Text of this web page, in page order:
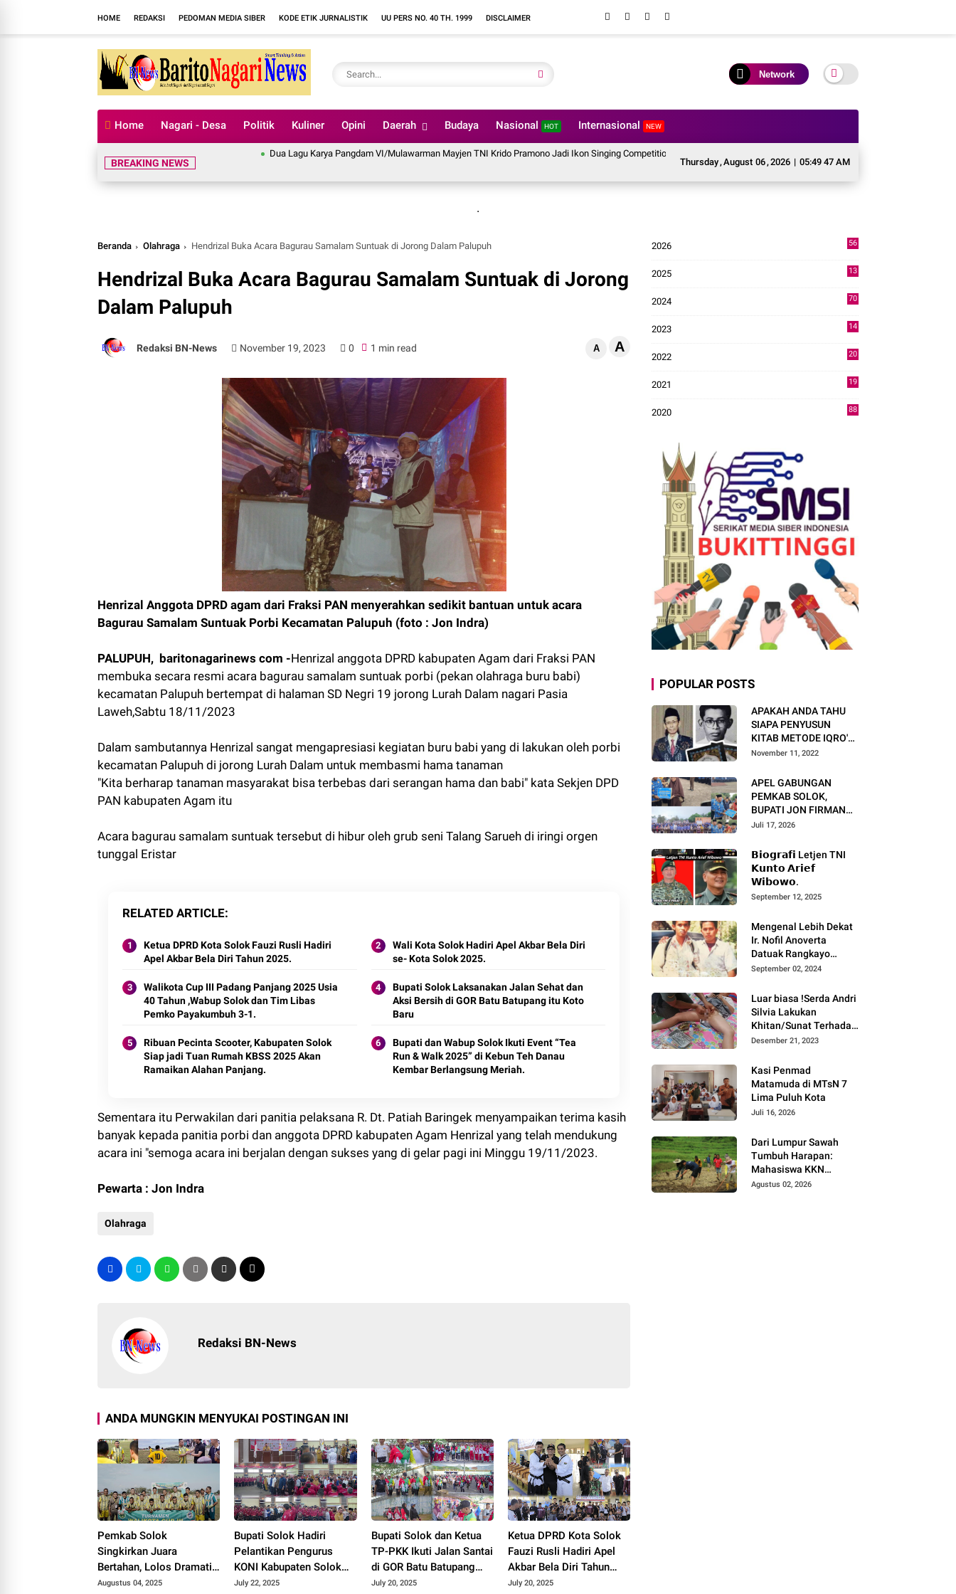
HOME REDAKSI PEDOMAN MEDIA SIBER KODE ETIK JURNALISTIK UU PERS NO. 40 TH. 1999 DISCLAIMER
Network
Home Nagari - Desa Politik Kuliner Opini Daerah Budaya Nasional HOT Internasional NEW
Thursday,August 06,2026 | 05:49 48 AM
BREAKING NEWS
Dua Lagu Karya Pangdam VI/Mulawarman Mayjen TNI Krido Pramono Jadi Ikon Singing Competition HUT ke 81 RI
.
Beranda Olahraga Hendrizal Buka Acara Bagurau Samalam Suntuak di Jorong Dalam Palupuh
Hendrizal Buka Acara Bagurau Samalam Suntuak di Jorong
Dalam Palupuh
Redaksi BN-News November 19, 2023 0 1 min read A A
Henrizal Anggota DPRD agam dari Fraksi PAN menyerahkan sedikit bantuan untuk acara
Bagurau Samalam Suntuak Porbi Kecamatan Palupuh (foto : Jon Indra)
PALUPUH, baritonagarinews com -Henrizal anggota DPRD kabupaten Agam dari Fraksi PAN
membuka secara resmi acara bagurau samalam suntuak porbi (pekan olahraga buru babi)
kecamatan Palupuh bertempat di halaman SD Negri 19 jorong Lurah Dalam nagari Pasia
Laweh,Sabtu 18/11/2023
Dalam sambutannya Henrizal sangat mengapresiasi kegiatan buru babi yang di lakukan oleh porbi
kecamatan Palupuh di jorong Lurah Dalam untuk membasmi hama tanaman
"Kita berharap tanaman masyarakat bisa terbebas dari serangan hama dan babi" kata Sekjen DPD
PAN kabupaten Agam itu
Acara bagurau samalam suntuak tersebut di hibur oleh grub seni Talang Sarueh di iringi orgen
tunggal Eristar
RELATED ARTICLE
Ketua DPRD Kota Solok Fauzi Rusli Hadiri
Apel Akbar Bela Diri Tahun 2025.
Wali Kota Solok Hadiri Apel Akbar Bela Diri
se- Kota Solok 2025.
Walikota Cup III Padang Panjang 2025 Usia
40 Tahun ,Wabup Solok dan Tim Libas
Pemko Payakumbuh 3-1.
Bupati Solok Laksanakan Jalan Sehat dan
Aksi Bersih di GOR Batu Batupang itu Koto
Baru
Ribuan Pecinta Scooter, Kabupaten Solok
Siap jadi Tuan Rumah KBSS 2025 Akan
Ramaikan Alahan Panjang.
Bupati dan Wabup Solok Ikuti Event “Tea
Run & Walk 2025” di Kebun Teh Danau
Kembar Berlangsung Meriah.
Sementara itu Perwakilan dari panitia pelaksana R. Dt. Patiah Baringek menyampaikan terima kasih
banyak kepada panitia porbi dan anggota DPRD kabupaten Agam Henrizal yang telah mendukung
acara ini "semoga acara ini berjalan dengan sukses yang di gelar pagi ini Minggu 19/11/2023.
Pewarta : Jon Indra
Olahraga
Redaksi BN-News
ANDA MUNGKIN MENYUKAI POSTINGAN INI
Pemkab Solok
Singkirkan Juara
Bertahan, Lolos Dramatis
ke Perempat Final Piala
Augustus 04, 2025
Bupati Solok Hadiri
Pelantikan Pengurus
KONI Kabupaten Solok
Masa Bakti 2025–2029.
July 22, 2025
Bupati Solok dan Ketua
TP-PKK Ikuti Jalan Santai
di GOR Batu Batupang
Koto Baru.
July 20, 2025
Ketua DPRD Kota Solok
Fauzi Rusli Hadiri Apel
Akbar Bela Diri Tahun
2025.
July 20, 2025
2026
56
2025
13
2024
70
2023
14
2022
20
2021
19
2020
88
POPULAR POSTS
APAKAH ANDA TAHU
SIAPA PENYUSUN
KITAB METODE IQRO'?
INI BIOGRAFI KH. AS'AD
November 11, 2022
APEL GABUNGAN
PEMKAB SOLOK,
BUPATI JON FIRMAN
PANDU TEKANKAN ASN
DAN PELAYANAN
MASYARAKAT.
Juli 17, 2026
𝗕𝗶𝗼𝗴𝗿𝗮𝗳𝗶 Letjen TNI
𝗞𝘂𝗻𝘁𝗼 𝗔𝗿𝗶𝗲𝗳
𝗪𝗶𝗯𝗼𝘄𝗼.
September 12, 2025
Mengenal Lebih Dekat
Ir. Nofil Anoverta
Datuak Rangkayo
Batuah Cawako
September 02, 2024
Luar biasa !Serda Andri
Silvia Lakukan
Khitan/Sunat Terhadap
Anak Warga Binaannya
Desember 21, 2023
Kasi Penmad
Matamuda di MTsN 7
Lima Puluh Kota
Juli 16, 2026
Dari Lumpur Sawah
Tumbuh Harapan:
Mahasiswa KKN
Universitas Andalas
Agustus 02, 2026